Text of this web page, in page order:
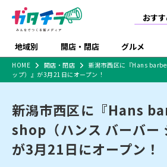
おす
地域別 開店・閉店 グルメ
新潟市
中越
開店
リニューアル・移転 開店まと
ラーメン
和食
体験・販売
趣味・展示会
施設・ショップ
食品メーカー・県産
特売セール
特集・まとめ記事
食品スーパー・コンビ
ショッピングモール・
大型施設
HOME 開店・閉店
新潟市西区に『Hans
ップ）』が3月21日にオープン！
新潟市西区に『Hans
shop（ハンス バーバー
が3月21日にオープン！